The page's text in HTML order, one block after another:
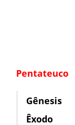
Pentateuco
Gênesis
Êxodo